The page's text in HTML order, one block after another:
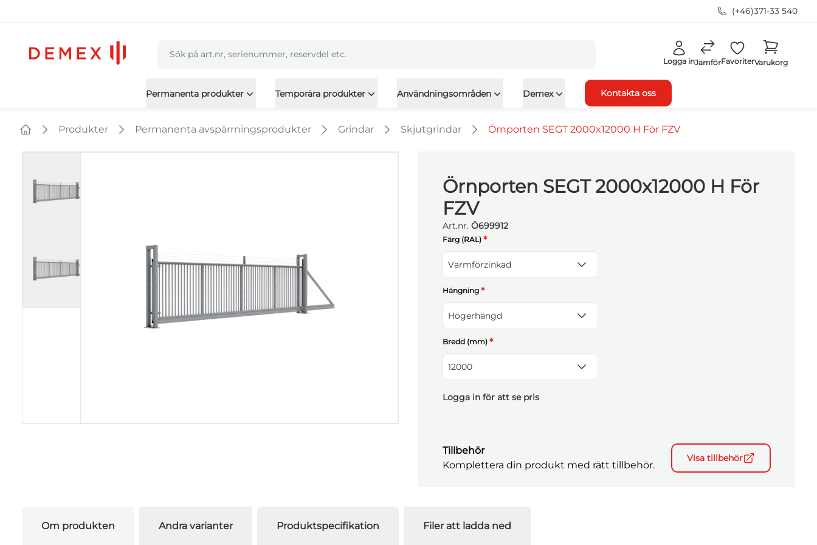
(+46)371-33 540
Logga inJämförFavoriterVarukorg
Permanenta produkter Temporära produkter Användningsområden Demex Kontakta oss
Produkter Permanenta avspärrningsprodukter Grindar Skjutgrindar Örnporten SEGT 2000x12000 H För FZV
Örnporten SEGT 2000x12000 H För
FZV
Art.nr. Ö699912
Färg (RAL) *
Varmförzinkad
Hängning *
Högerhängd
Bredd (mm) *
12000
Logga in för att se pris
Tillbehör
Komplettera din produkt med rätt tillbehör.
Visa tillbehör
Om produkten Andra varianter Produktspecifikation Filer att ladda ned